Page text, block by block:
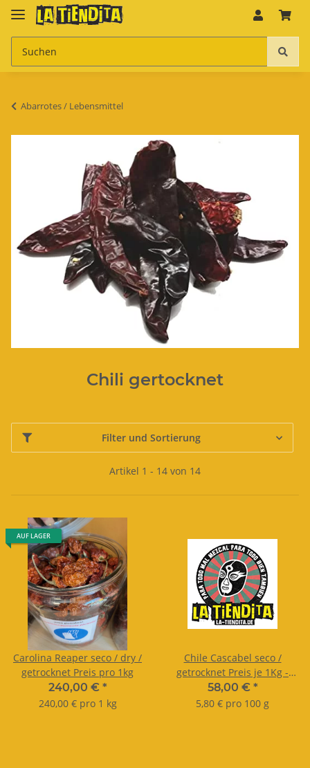
Abarrotes / Lebensmittel
Chili gertocknet
Filter und Sortierung
Artikel 1 - 14 von 14
AUF LAGER
Carolina Reaper seco / dry /
getrocknet Preis pro 1kg
240,00 € *
240,00 € pro 1 kg
Chile Cascabel seco /
getrocknet Preis je 1Kg -
lose nach Gewicht.
58,00 € *
5,80 € pro 100 g